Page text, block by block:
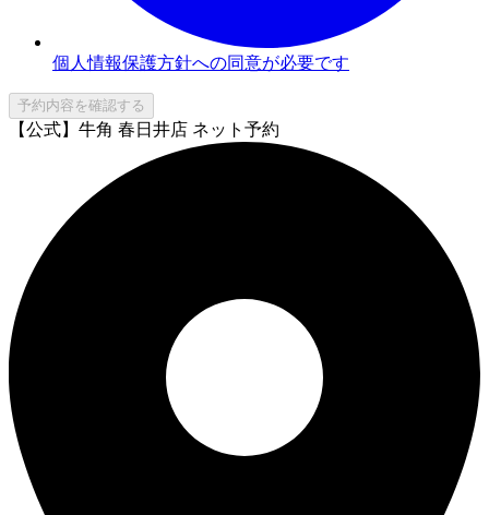
個人情報保護方針への同意が必要です
予約内容を確認する
【公式】牛角 春日井店 ネット予約